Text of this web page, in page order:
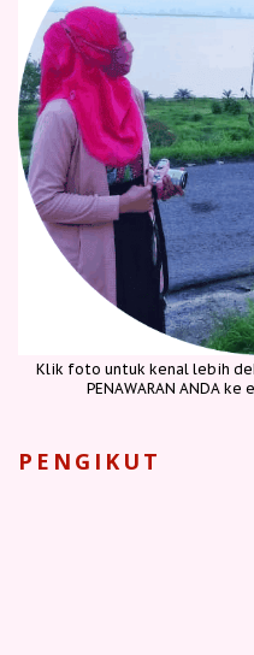
Klik foto untuk kenal lebih
PENAWARAN ANDA
PENGIKUT